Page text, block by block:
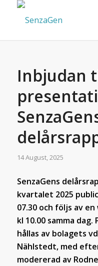
Inbjudan
14 August, 2025
SenzaGens
kvartalet 2025
07.30 och följs av
kl 10.00 samma
hållas av bolagets
Nählstedt, med
modererad av